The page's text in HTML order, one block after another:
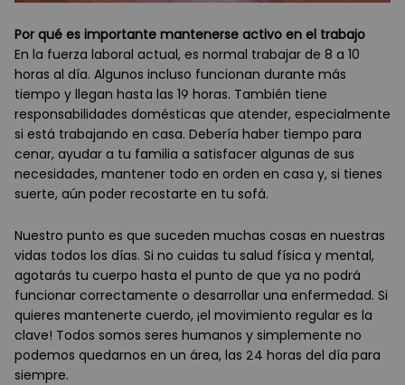
Por qué es importante mantenerse activo en el trabajo
En la fuerza laboral actual, es normal trabajar de 8 a 10
horas al día. Algunos incluso funcionan durante más
tiempo y llegan hasta las 19 horas. También tiene
responsabilidades domésticas que atender, especialmente
si está trabajando en casa. Debería haber tiempo para
cenar, ayudar a tu familia a satisfacer algunas de sus
necesidades, mantener todo en orden en casa y, si tienes
suerte, aún poder recostarte en tu sofá.
Nuestro punto es que suceden muchas cosas en nuestras
vidas todos los días. Si no cuidas tu salud física y mental,
agotarás tu cuerpo hasta el punto de que ya no podrá
funcionar correctamente o desarrollar una enfermedad. Si
quieres mantenerte cuerdo, ¡el movimiento regular es la
clave! Todos somos seres humanos y simplemente no
podemos quedarnos en un área, las 24 horas del día para
siempre.